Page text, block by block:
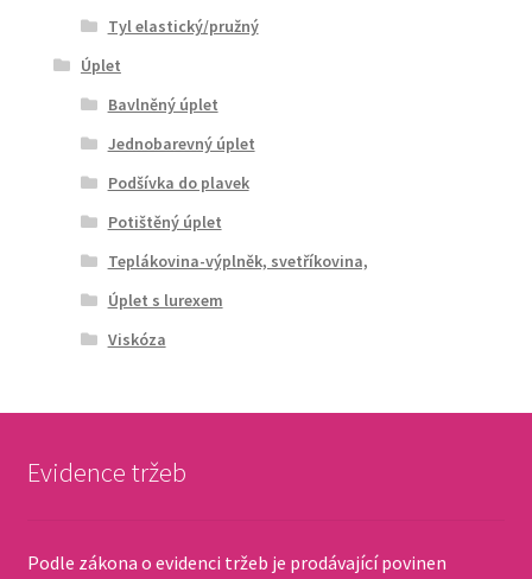
Tyl elastický/pružný
Úplet
Bavlněný úplet
Jednobarevný úplet
Podšívka do plavek
Potištěný úplet
Teplákovina-výplněk, svetříkovina,
Úplet s lurexem
Viskóza
Evidence tržeb
Podle zákona o evidenci tržeb je prodávající povinen